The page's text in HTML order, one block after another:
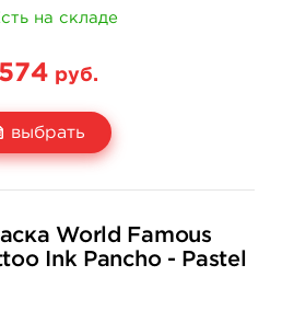
на складе
574 руб.
выбрать
1 158 руб.
World Famous
Ink Pancho - Pastel